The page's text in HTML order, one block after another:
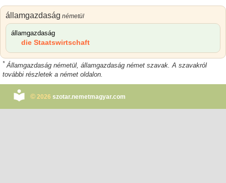
államgazdaság németül
államgazdaság
die Staatswirtschaft
* Államgazdaság németül, államgazdaság német szavak. A szavakról
további részletek a német oldalon.
© 2026 szotar.nemetmagyar.com